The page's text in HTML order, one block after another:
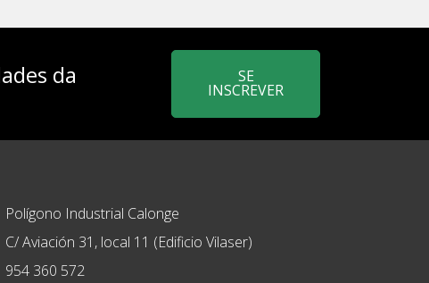
da SE
INSCREVER
Polígono Industrial Calonge
C/ Aviación 31, local 11 (Edificio Vilaser)
954 360 572